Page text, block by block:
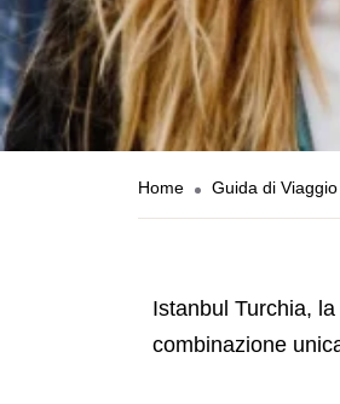
Home Guida di Viaggio
Istanbul Turchia,
combinazione